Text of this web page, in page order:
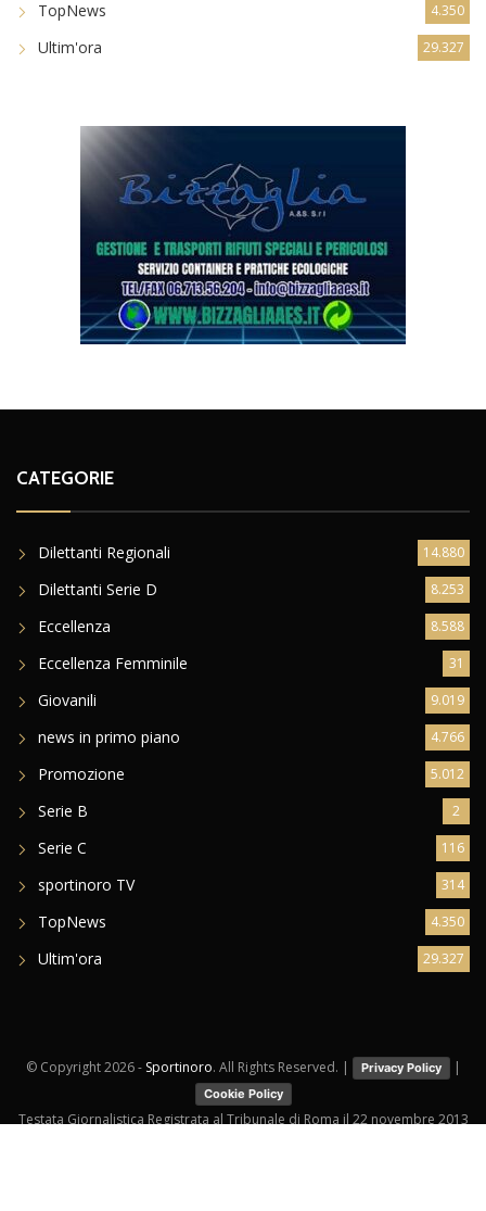
TopNews 4.350
Ultim'ora 29.327
CATEGORIE
Dilettanti Regionali 14.880
Dilettanti Serie D 8.253
Eccellenza 8.588
Eccellenza Femminile 31
Giovanili 9.019
news in primo piano 4.766
Promozione 5.012
Serie B 2
Serie C 116
sportinoro TV 314
TopNews 4.350
Ultim'ora 29.327
© Copyright2026 - Sportinoro. All Rights Reserved. | Privacy Policy |
Cookie Policy
Testata Giornalistica Registrata al Tribunale di Roma il 22 novembre 2013